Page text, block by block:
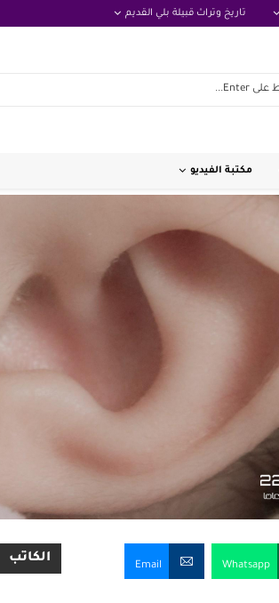
تاريخ وتراث قبيلة بلي القديم
مكتبة الفيديو
Whatsapp
Email
الكاتب